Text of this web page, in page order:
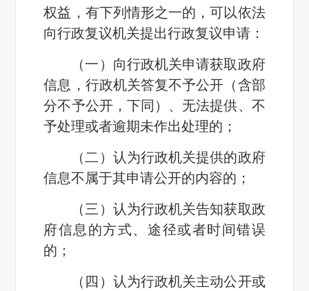
权益，有下列情形之一的，可以依法
向行政复议机关提出行政复议申请：
（一）向行政机关申请获取政府
信息，行政机关答复不予公开（含部
分不予公开，下同）、无法提供、不
予处理或者逾期未作出处理的；
（二）认为行政机关提供的政府
信息不属于其申请公开的内容的；
（三）认为行政机关告知获取政
府信息的方式、途径或者时间错误
的；
（四）认为行政机关主动公开或